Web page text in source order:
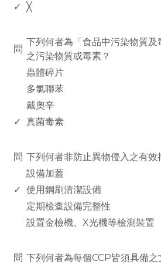
✓ ╳
問
下列何者為「食品中污染物質
之污染物質或毒素？
蟲體碎片
多氯聯苯
戴奧辛
✓ 真菌毒素
問 下列何者非防止異物侵入之有效
設備加蓋
✓ 使用鋼刷清潔設備
定期檢查設備完整性
設置金檢機、X光機等檢測裝置
問 下列何者為每個CCP皆須具備之